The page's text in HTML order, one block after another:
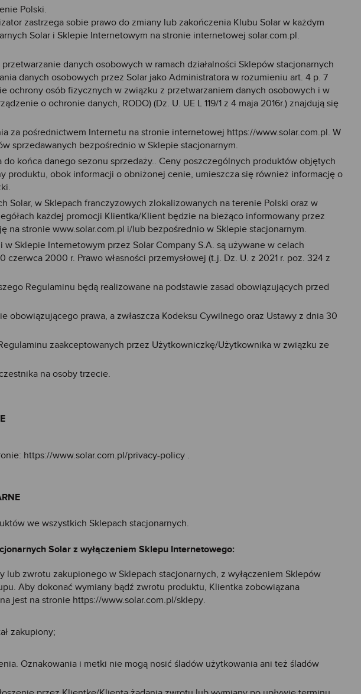
Polski.
zastrzega sobie prawo do zmiany lub zakończenia Klubu Solar w każdym
Solar i Sklepie Internetowym na stronie internetowej solar.com.pl.
danych osobowych w ramach działalności Sklepów stacjonarnych
danych osobowych przez Solar jako Administratora w rozumieniu art. 4 p. 7
ochrony osób fizycznych w związku z przetwarzaniem danych osobowych i w
o ochronie danych, RODO) (Dz. U. UE L 119/1 z 4 maja 2016r.) znajdują się
za pośrednictwem Internetu na stronie internetowej https://www.solar.com.pl. W
sprzedawanych bezpośrednio w Sklepie stacjonarnym.
końca danego sezonu sprzedaży.. Ceny poszczególnych produktów objętych
produktu, obok informacji o obniżonej cenie, umieszcza się również informację o
w Sklepach franczyzowych zlokalizowanych na terenie Polski oraz w
każdej promocji Klientka/Klient będzie na bieżąco informowany przez
stronie www.solar.com.pl i/lub bezpośrednio w Sklepie stacjonarnym.
Sklepie Internetowym przez Solar Company S.A. są używane w celach
2000 r. Prawo własności przemysłowej (t.j. Dz. U. z 2021 r. poz. 324 z
Regulaminu będą realizowane na podstawie zasad obowiązujących przed
prawa, a zwłaszcza Kodeksu Cywilnego oraz Ustawy z dnia 30
zaakceptowanych przez Użytkowniczkę/Użytkownika w związku ze
na osoby trzecie.
https://www.solar.com.pl/privacy-policy .
we wszystkich Sklepach stacjonarnych.
Solar z wyłączeniem Sklepu Internetowego:
zwrotu zakupionego w Sklepach stacjonarnych, z wyłączeniem Sklepów
Aby dokonać wymiany bądź zwrotu produktu, Klientka zobowiązana
jest na stronie https://www.solar.com.pl/sklepy.
zakupiony;
Oznakowania i metki nie mogą nosić śladów użytkowania ani też śladów